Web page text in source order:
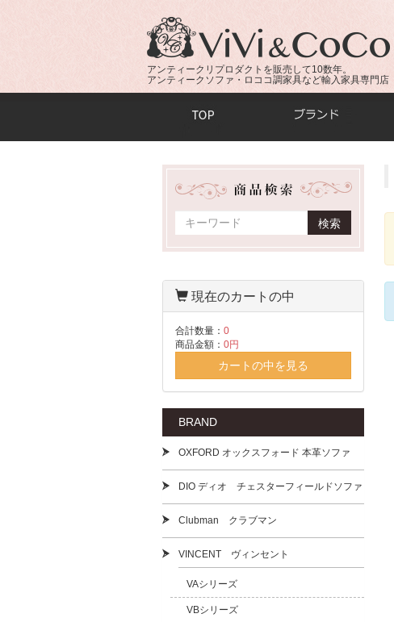
アンティークリプロダクトを販売して10数年。
アンティークソファ・ロココ調家具など輸入家具専門店
検索
現在のカートの中
合計数量：0
商品金額：0円
カートの中を見る
BRAND
OXFORD オックスフォード 本革ソファ
DIO ディオ チェスターフィールドソファ
Clubman クラブマン
VINCENT ヴィンセント
VAシリーズ
VBシリーズ